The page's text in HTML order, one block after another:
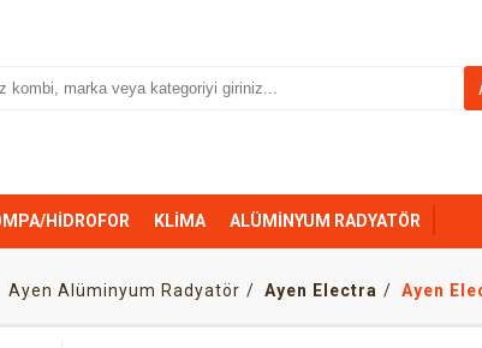
HİDROFOR KLİMA ALÜMİNYUM RADYATÖR
Ayen Alüminyum Radyatör Ayen Electra Ayen